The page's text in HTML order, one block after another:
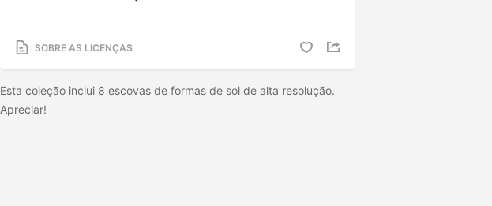
SOBRE AS LICENÇAS
Esta coleção inclui 8 escovas de formas de sol de alta resolução.
Apreciar!